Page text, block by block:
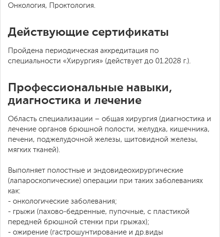
Онкология, Проктология.
Действующие сертификаты
Пройдена периодическая аккредитация по
специальности «Хирургия» (действует до 01.2028 г.).
Профессиональные навыки,
диагностика и лечение
Область специализации – общая хирургия (диагностика и
лечение органов брюшной полости, желудка, кишечника,
печени, поджелудочной железы, щитовидной железы,
мягких тканей).
Выполняет полостные и эндовидеохирургические
(лапароскопические) операции при таких заболеваниях
как:
- онкологические заболевания;
- грыжи (пахово-бедренные, пупочные, с пластикой
передней брюшной стенки при грыжах);
- ожирение (гастрошунтирование и др.виды